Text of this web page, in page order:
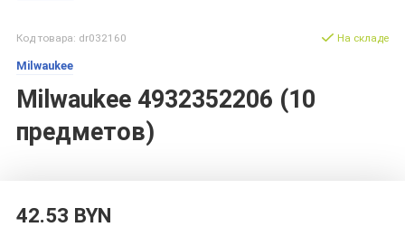
Код товара: dr032160
Milwaukee
Milwaukee 4932352206 (10
предметов)
На складе
42.53 BYN